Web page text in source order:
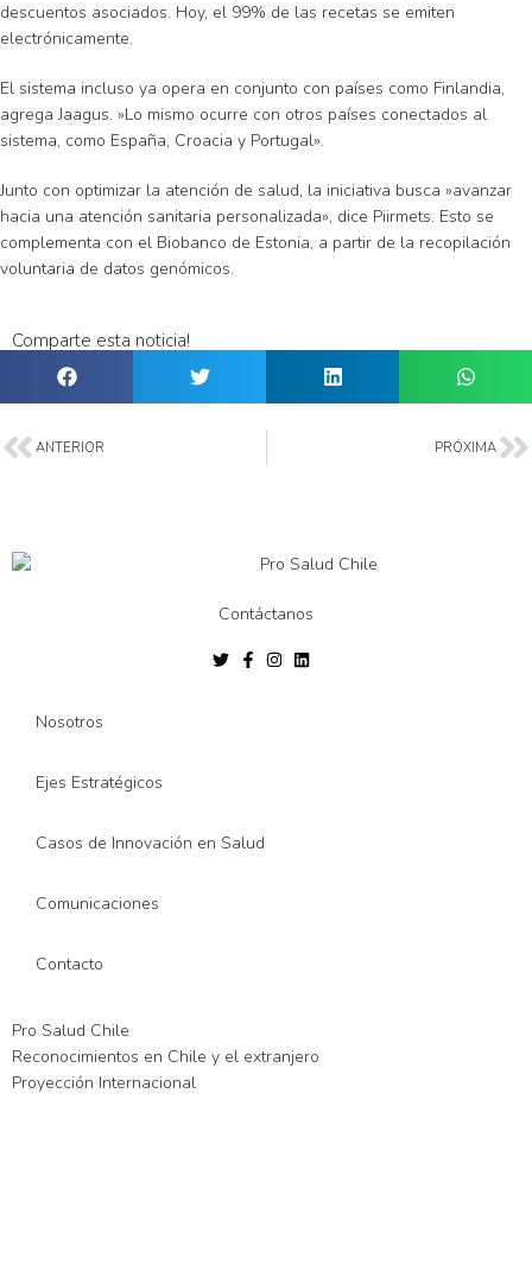
descuentos asociados. Hoy, el 99% de las recetas se emiten
electrónicamente.
El sistema incluso ya opera en conjunto con países como Finlandia,
agrega Jaagus. »Lo mismo ocurre con otros países conectados al
sistema, como España, Croacia y Portugal».
Junto con optimizar la atención de salud, la iniciativa busca »avanzar
hacia una atención sanitaria personalizada», dice Piirmets. Esto se
complementa con el Biobanco de Estonia, a partir de la recopilación
voluntaria de datos genómicos.
Comparte esta noticia!
ANTERIOR PRÓXIMA
Contáctanos
Nosotros
Ejes Estratégicos
Casos de Innovación en Salud
Comunicaciones
Contacto
Pro Salud Chile
Reconocimientos en Chile y el extranjero
Proyección Internacional